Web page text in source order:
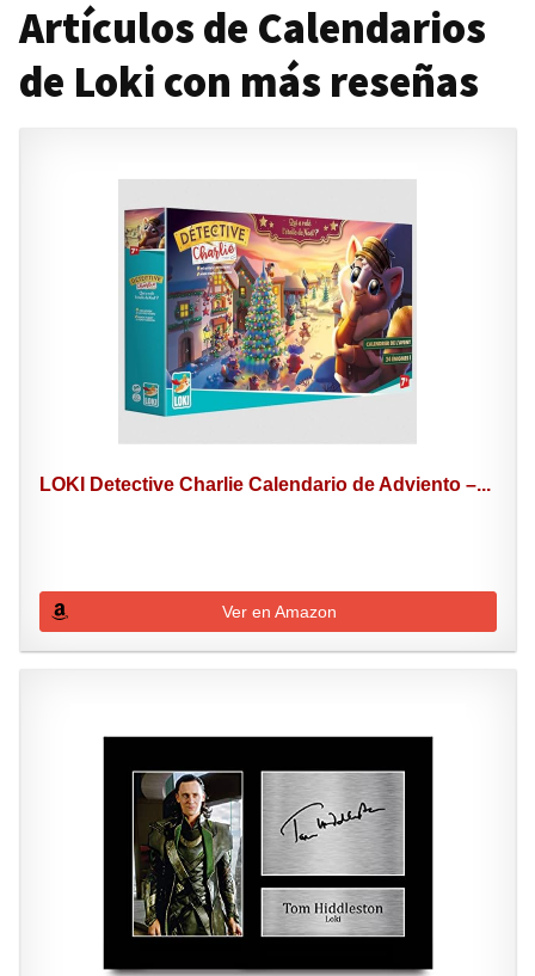
Artículos de Calendarios
de Loki con más reseñas
LOKI Detective Charlie Calendario de Adviento –...
Ver en Amazon